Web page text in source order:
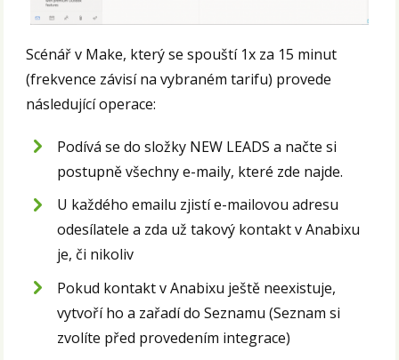
Scénář v Make, který se spouští 1x za 15 minut
(frekvence závisí na vybraném tarifu) provede
následující operace:
Podívá se do složky NEW LEADS a načte si
postupně všechny e-maily, které zde najde.
U každého emailu zjistí e-mailovou adresu
odesílatele a zda už takový kontakt v Anabixu
je, či nikoliv
Pokud kontakt v Anabixu ještě neexistuje,
vytvoří ho a zařadí do Seznamu (Seznam si
zvolíte před provedením integrace)